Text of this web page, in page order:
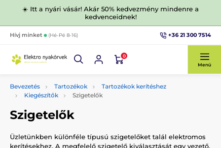
☀️ Itt a nyári vásár! Akár 50% kedvezmény mindenre a
kedvenceidnek!
Hívj minket (Hé-Pé 8-16) +36 21 300 7514
0
Menü
Bevezetés Tartozékok
Tartozékok kerítéshez
Kiegészítők
Szigetelők
Szigetelők
Üzletünkben különféle típusú szigetelőket talál elektromos
kerítésekhez. A megfelelő szigetelő kiválasztását egy vezető,